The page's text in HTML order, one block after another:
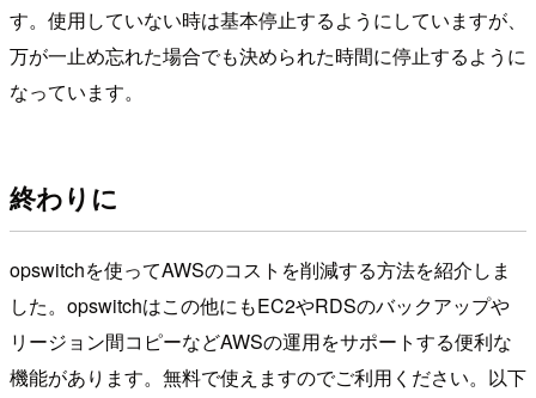
す。使用していない時は基本停止するようにしていますが、
万が一止め忘れた場合でも決められた時間に停止するように
なっています。
終わりに
opswitchを使ってAWSのコストを削減する方法を紹介しま
した。opswitchはこの他にもEC2やRDSのバックアップや
リージョン間コピーなどAWSの運用をサポートする便利な
機能があります。無料で使えますのでご利用ください。以下